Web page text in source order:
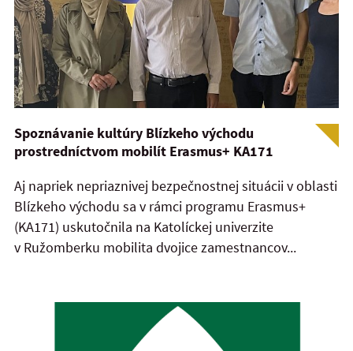
Spoznávanie kultúry Blízkeho východu
prostredníctvom mobilít Erasmus+ KA171
Aj napriek nepriaznivej bezpečnostnej situácii v oblasti
Blízkeho východu sa v rámci programu Erasmus+
(KA171) uskutočnila na Katolíckej univerzite
v Ružomberku mobilita dvojice zamestnancov...